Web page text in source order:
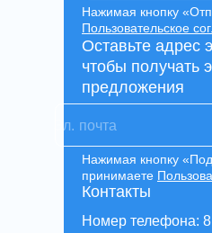
Контакты
Номер телефона:
Нажимая кнопку
Пользовательское
Оставьте адрес
чтобы получать
предложения
Нажимая кнопку
принимаете